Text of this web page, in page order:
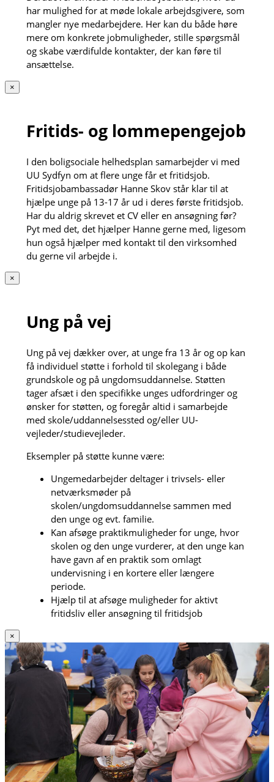
har mulighed for at møde lokale arbejdsgivere, som
mangler nye medarbejdere. Her kan du både høre
mere om konkrete jobmuligheder, stille spørgsmål
og skabe værdifulde kontakter, der kan føre til
ansættelse.
×
Fritids- og lommepengejob
I den boligsociale helhedsplan samarbejder vi med
UU Sydfyn om at flere unge får et fritidsjob.
Fritidsjobambassadør Hanne Skov står klar til at
hjælpe unge på 13-17 år ud i deres første fritidsjob.
Har du aldrig skrevet et CV eller en ansøgning før?
Pyt med det, det hjælper Hanne gerne med, ligesom
hun også hjælper med kontakt til den virksomhed
du gerne vil arbejde i.
×
Ung på vej
Ung på vej dækker over, at unge fra 13 år og op kan
få individuel støtte i forhold til skolegang i både
grundskole og på ungdomsuddannelse. Støtten
tager afsæt i den specifikke unges udfordringer og
ønsker for støtten, og foregår altid i samarbejde
med skole/uddannelsessted og/eller UU-
vejleder/studievejleder.
Eksempler på støtte kunne være:
Ungemedarbejder deltager i trivsels- eller
netværksmøder på
skolen/ungdomsuddannelse sammen med
den unge og evt. familie.
Kan afsøge praktikmuligheder for unge, hvor
skolen og den unge vurderer, at den unge kan
have gavn af en praktik som omlagt
undervisning i en kortere eller længere
periode.
Hjælp til at afsøge muligheder for aktivt
fritidsliv eller ansøgning til fritidsjob
×